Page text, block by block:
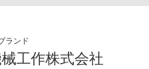
ランド
工作株式会社